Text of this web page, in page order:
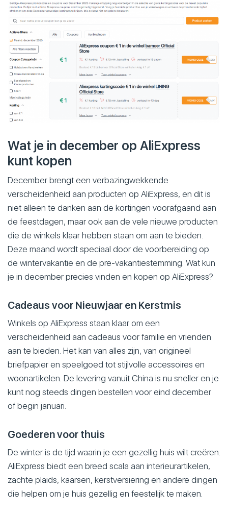
Wat je in december op AliExpress
kunt kopen
December brengt een verbazingwekkende
verscheidenheid aan producten op AliExpress, en dit is
niet alleen te danken aan de kortingen voorafgaand aan
de feestdagen, maar ook aan de vele nieuwe producten
die de winkels klaar hebben staan om aan te bieden.
Deze maand wordt speciaal door de voorbereiding op
de wintervakantie en de pre-vakantiestemming. Wat kun
je in december precies vinden en kopen op AliExpress?
Cadeaus voor Nieuwjaar en Kerstmis
Winkels op AliExpress staan klaar om een
verscheidenheid aan cadeaus voor familie en vrienden
aan te bieden. Het kan van alles zijn, van origineel
briefpapier en speelgoed tot stijlvolle accessoires en
woonartikelen. De levering vanuit China is nu sneller en je
kunt nog steeds dingen bestellen voor eind december
of begin januari.
Goederen voor thuis
De winter is de tijd waarin je een gezellig huis wilt creëren.
AliExpress biedt een breed scala aan interieurartikelen,
zachte plaids, kaarsen, kerstversiering en andere dingen
die helpen om je huis gezellig en feestelijk te maken.